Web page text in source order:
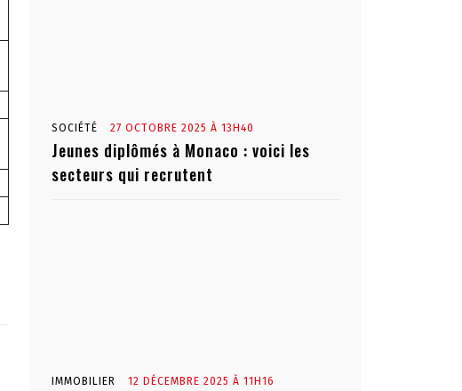
SOCIÉTÉ 27 OCTOBRE 2025 À 13H40
Jeunes diplômés à Monaco : voici les
secteurs qui recrutent
IMMOBILIER 12 DÉCEMBRE 2025 À 11H16